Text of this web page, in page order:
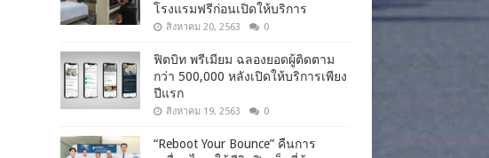
โรงแรมฟรีก่อนเปิดให้บริการ
สิงหาคม 20, 2563 0
ฟิตบิท พรีเมียม ฉลองยอดผู้ติดตาม
กว่า 500,000 หลังเปิดให้บริการเพียง
ปีแรก
สิงหาคม 19, 2563 0
“Reboot Your Bounce” คืนการ